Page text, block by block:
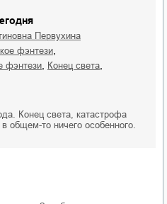
Первухина
фэнтези
фэнтези конец света
Конец света, катастрофа
общем-то ничего особенного.